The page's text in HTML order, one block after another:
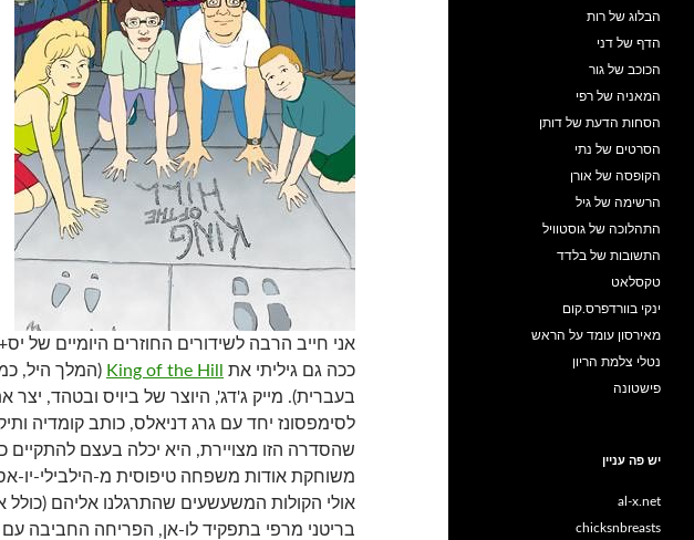
אני חייב הרבה לשידורים החוזרים היומיים של
ככה גם גיליתי את
King of the Hill (המלך היל,
בעברית). מייק ג'דג', היוצר של ביויס ובטהד,
לסימפסונז יחד עם גרג דניאלס, כותב קומדיה
שהסדרה הזו מצויירת, היא יכלה בעצם להתקיים
משוחקת אודות משפחה טיפוסית מ-הילבילי-יו-
אולי הקולות המשעשעים שהתרגלנו אליהם (כולל
בריטני מרפי בתפקיד לו-אן, הפריחה החביבה עם
הבלוג של רות
הדף של דני
הכוכב של גור
המאניה של רפי
הסחות הדעת של דותן
הסרטים של נתי
הקופסה של אורן
הרשימה של גיל
התהלוכה של גוסטוויל
התשובות של בלדד
טקסלאט
ינקי בוורדפרס.קום
מאירסון עומד על הראש
נטלי צלמת הריון
פישטונה
יש פה עניין
al-x.net
chicksnbreasts